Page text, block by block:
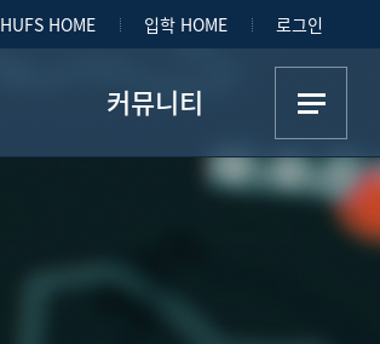
HUFS HOME 입학 HOME 로그인
커뮤니티